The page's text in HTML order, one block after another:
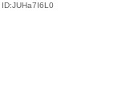
ID:JUHa7I6L0